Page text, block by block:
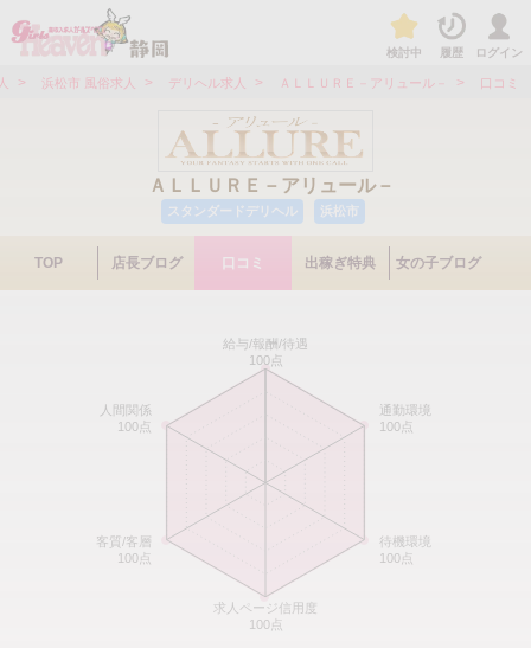
検討中 履歴 ログイン
> 浜松市 風俗求人 > デリヘル求人 > ＡＬＬＵＲＥ－アリュール－ > 口コミ
ＡＬＬＵＲＥ－アリュール－
スタンダードデリヘル 浜松市
TOP 店長ブログ 口コミ 出稼ぎ特典 女の子ブログ
給与/報酬/待遇
100点
通勤環境
100点
待機環境
100点
求人ページ信用度
100点
客質/客層
100点
人間関係
100点